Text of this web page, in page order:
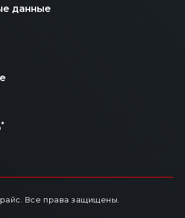
данные
*
Все права защищены.